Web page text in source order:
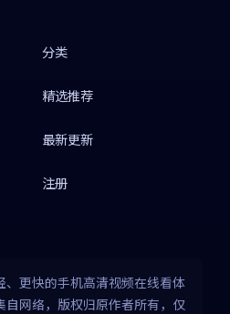
分类
精选推荐
最新更新
注册
更快的手机高清视频在线看体
自网络，版权归原作者所有，仅